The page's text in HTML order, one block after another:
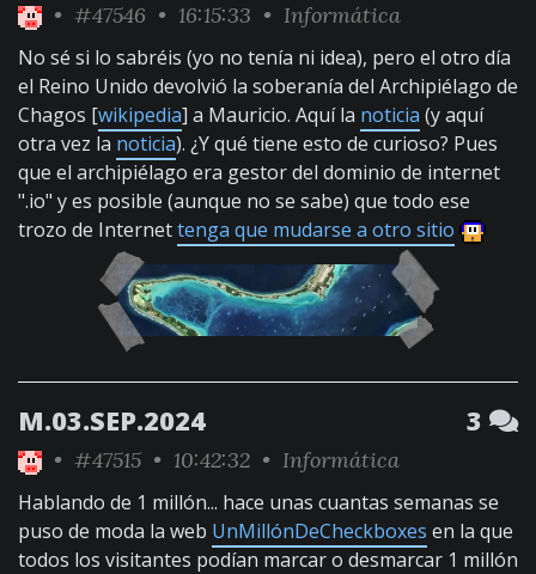
• #47546 • 16:15:33 • Informática
No sé si lo sabréis (yo no tenía ni idea), pero el otro día
el Reino Unido devolvió la soberanía del Archipiélago de
Chagos [wikipedia] a Mauricio. Aquí la noticia (y aquí
otra vez la noticia). ¿Y qué tiene esto de curioso? Pues
que el archipiélago era gestor del dominio de internet
".io" y es posible (aunque no se sabe) que todo ese
trozo de Internettenga que mudarse a otro sitio
M.03.SEP.2024 3
• #47515 • 10:42:32 • Informática
Hablando de 1 millón... hace unas cuantas semanas se
puso de moda la web UnMillónDeCheckboxes en la que
todos los visitantes podían marcar o desmarcar 1 millón